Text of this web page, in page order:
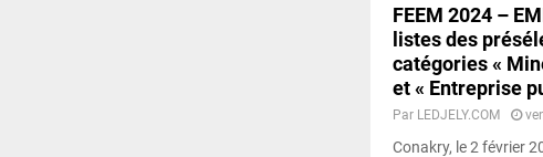
FEEM 2024 –
listes des
catégories «
et « Entreprise
Par LEDJELY.COM
Conakry, le 2 février